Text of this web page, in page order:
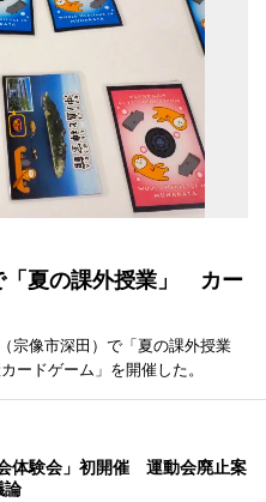
「夏の課外授業」 カー
宗像市深田）で「夏の課外授業
ードゲーム」を開催した。
体験会」初開催 運動会廃止案
論